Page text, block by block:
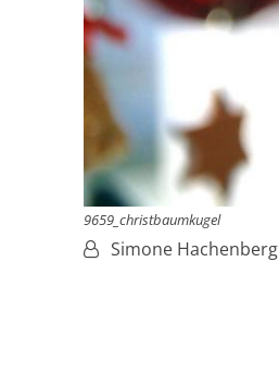
9659_christbaumkugel
Von:Simone Hachenberg